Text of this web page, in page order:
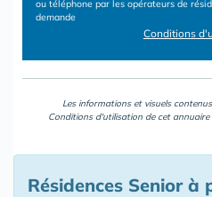
ou téléphone par les opérateurs de
demande
Conditions
Les informations et visuels
Conditions d'utilisation de cet
Résidences Senior à